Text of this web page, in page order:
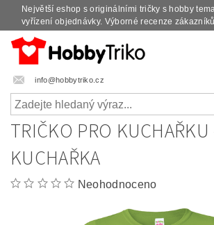
Největší eshop s originálními tričky s hobby
vyřízení objednávky. Výborné recenze
info@hobbytriko.cz
TRIČKO PRO KUCHAŘKU
KUCHAŘKA
Neohodnoceno